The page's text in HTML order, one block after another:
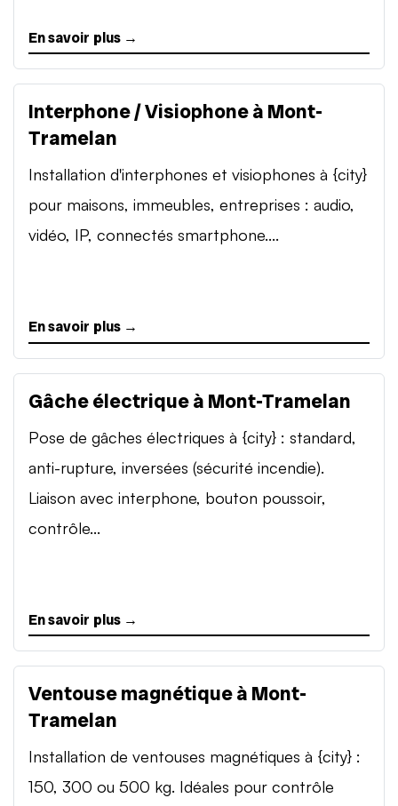
En savoir plus →
Interphone / Visiophone à Mont-
Tramelan
Installation d'interphones et visiophones à {city}
pour maisons, immeubles, entreprises : audio,
vidéo, IP, connectés smartphone....
En savoir plus →
Gâche électrique à Mont-Tramelan
Pose de gâches électriques à {city} : standard,
anti-rupture, inversées (sécurité incendie).
Liaison avec interphone, bouton poussoir,
contrôle...
En savoir plus →
Ventouse magnétique à Mont-
Tramelan
Installation de ventouses magnétiques à {city} :
150, 300 ou 500 kg. Idéales pour contrôle